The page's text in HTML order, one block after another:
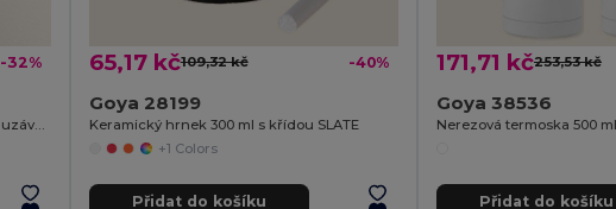
-32%
Skleněná láhev 500 ml s bambusovým uzávěrem TONIC
65,17 kč109,32 kč -40%
Goya 28199
Keramický hrnek 300 ml s křídou SLATE
+1 Colors
Přidat do košíku
171,71 kč253,53 kč
Goya 38536
Přidat do košíku